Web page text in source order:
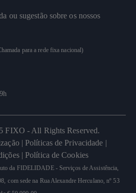
ou sugestão sobre os nossos
para a rede fixa nacional)
FIXO - All Rights Reserved.
| Políticas de Privacidade |
| Política de Cookies
da FIDELIDADE - Serviços de Assistência,
com sede na Rua Alexandre Herculano, nº 53